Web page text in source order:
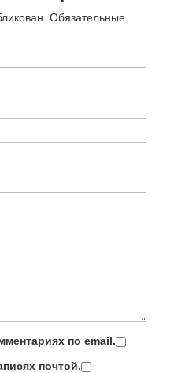
Обязательные
по email.
почтой.